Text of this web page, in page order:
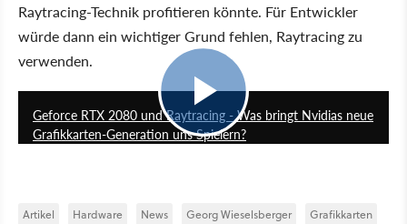
Raytracing-Technik profitieren könnte. Für Entwickler
würde dann ein wichtiger Grund fehlen, Raytracing zu
verwenden.
Geforce RTX 2080 und Raytracing - Was bringt Nvidias neue
Grafikkarten-Generation uns Spielern?
Artikel Hardware News Georg Wieselsberger Grafikkarten